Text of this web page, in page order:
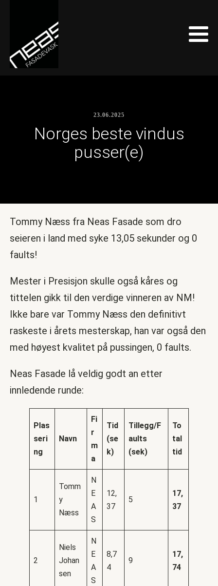
23.06.2025
Norges beste vindus
pusser(e)
Tommy Næss fra Neas Fasade som dro
seieren i land med syke 13,05 sekunder og 0
faults!
Mester i Presisjon skulle også kåres og
tittelen gikk til den verdige vinneren av NM!
Ikke bare var Tommy Næss den definitivt
raskeste i årets mesterskap, han var også den
med høyest kvalitet på pussingen, 0 faults.
Neas Fasade lå veldig godt an etter
innledende runde:
Plas
seri
ng
Navn
Fi
r
m
a
Tid
(se
k)
Tillegg/F
aults
(sek)
To
tal
tid
1
Tomm
y
Næss
N
E
A
S
12,
37
5
17,
37
2
Niels
Johan
sen
N
E
A
S
8,7
4
9
17,
74